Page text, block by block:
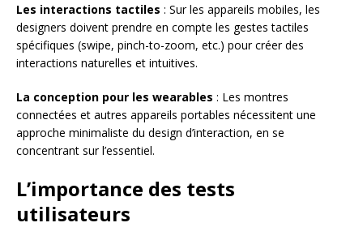
Les interactions tactiles : Sur les appareils mobiles, les
designers doivent prendre en compte les gestes tactiles
spécifiques (swipe, pinch-to-zoom, etc.) pour créer des
interactions naturelles et intuitives.
La conception pour les wearables : Les montres
connectées et autres appareils portables nécessitent une
approche minimaliste du design d’interaction, en se
concentrant sur l’essentiel.
L’importance des tests
utilisateurs